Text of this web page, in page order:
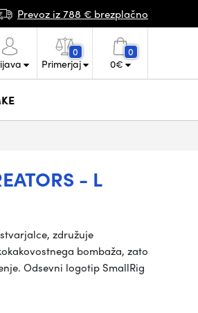
Prevoz iz 788 € brezplačno
0
Primerjaj
0
0€
- L
združuje
bombaža, zato
Odsevni logotip SmallRig